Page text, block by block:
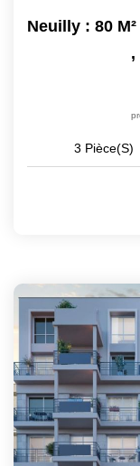
,
3 Pièce(s)